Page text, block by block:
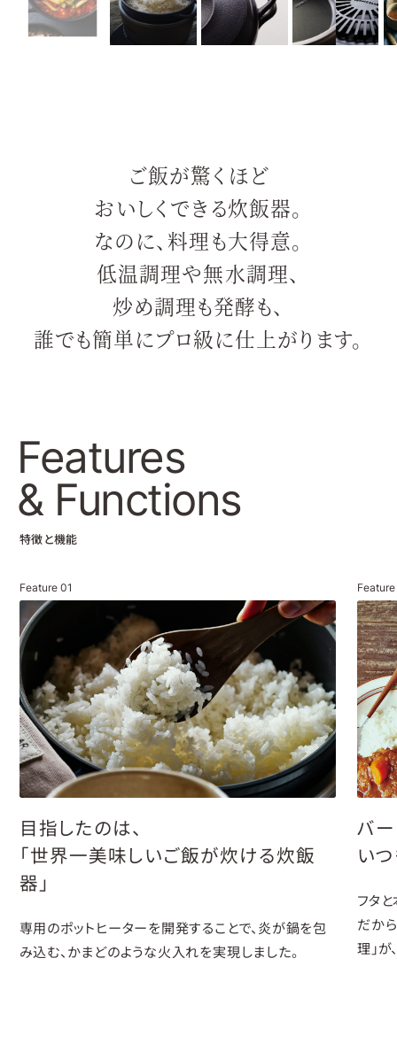
ご飯が驚くほど
おいしくできる炊飯器。
なのに、料理も大得意。
低温調理や無水調理、
炒め調理も発酵も、
誰でも簡単にプロ級に仕上がります。
Features
& Functions
特徴と機能
Feature 01
目指したのは、
「世界一美味しいご飯が炊ける炊飯
器」
専用のポットヒーターを開発することで、炎が鍋を包
み込む、かまどのような火入れを実現しました。
バー
い
フタ
だか
理」が